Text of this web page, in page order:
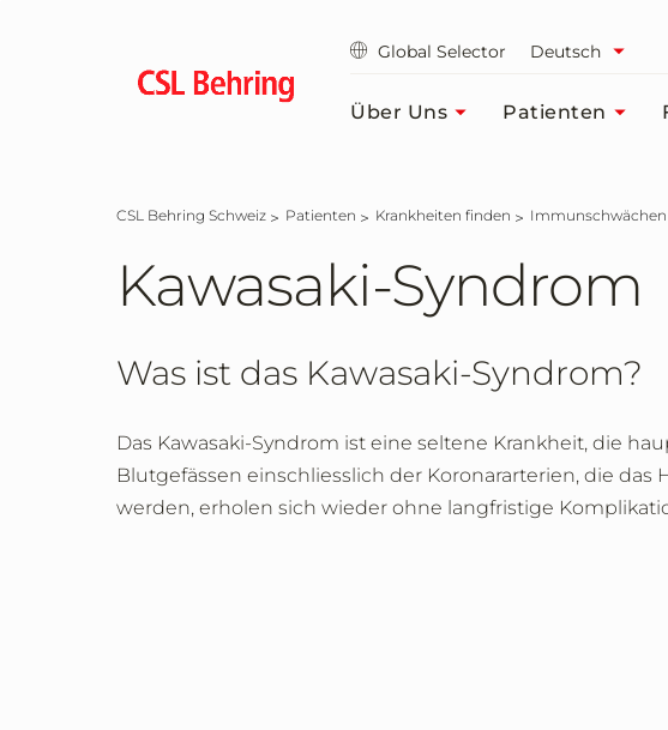
Global Selector Deutsch
Über Uns Patienten
CSL Behring Schweiz Patienten Krankheiten finden
Kawasaki-Syndrom
Was ist das Kawasaki-Syndrom?
Das Kawasaki-Syndrom ist eine seltene Krankheit, die
Blutgefässen einschliesslich der Koronararterien, die
werden, erholen sich wieder ohne langfristige